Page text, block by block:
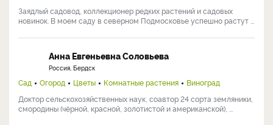
Заядлый садовод, коллекционер редких растений и садовых
новинок. В моем саду в северном Подмосковье успешно растут ...
Анна Евгеньевна Соловьева
Россия, Бердск
Сад Огород Цветы Комнатные растения
Виноград
Доктор сельскохозяйственных наук, соавтор 24 сорта земляники,
смородины (чёрной, красной, золотистой и американской), ...